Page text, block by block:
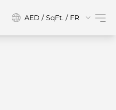
AED / SqFt. / FR